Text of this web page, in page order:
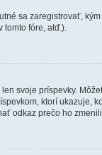
sa zaregistrovať,
tomto fóre, atď.).
svoje príspevky.
ktorí
odkaz prečo ho